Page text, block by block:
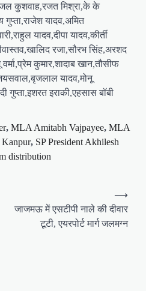
कुशवाह,रजत मिश्रा,के के
गुप्ता,राजेश यादव,अमित
यादव,दीपा यादव,कीर्ती
रजा,सौरभ सिंह,अरशद
वर्मा,प्रेम कुमार,शादाब खान,तौसीफ
जयसवाल,बृजलाल यादव,मोनू
गुप्ता,इशरत इराकी,एहसास बॉबी
, MLA Amitabh Vajpayee, MLA
Kanpur, SP President Akhilesh
distribution
जाजमऊ में एसटीपी नाले की दीवार
टूटी, एयरपोर्ट मार्ग जलमग्न
⟶